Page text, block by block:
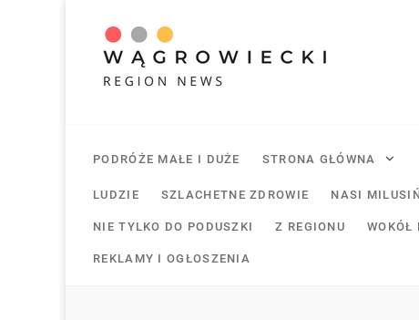
content
PODRÓŻE MAŁE I DUŻE STRONA GŁÓWNA
LUDZIE SZLACHETNE ZDROWIE NASI
NIE TYLKO DO PODUSZKI Z REGIONU WOKÓŁ
REKLAMY I OGŁOSZENIA